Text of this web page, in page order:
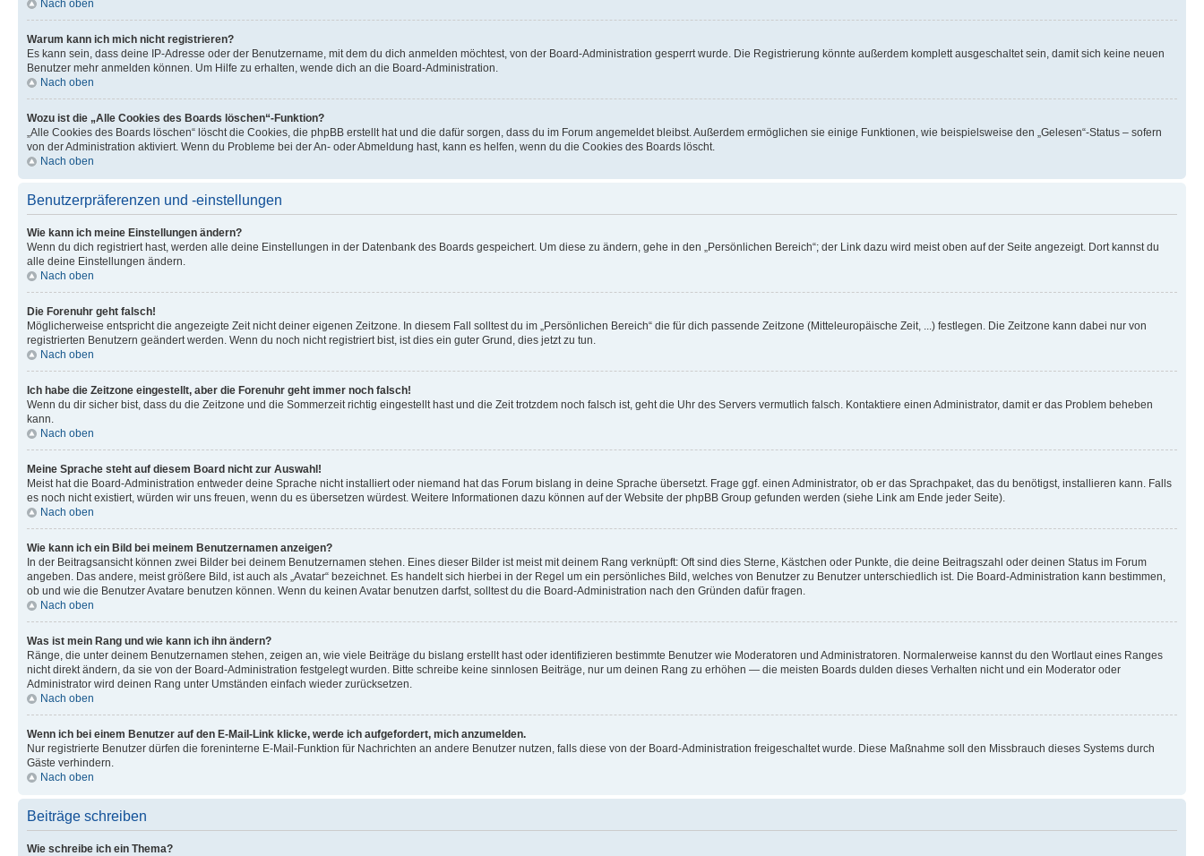
Nach oben
Warum kann ich mich nicht registrieren?
Es kann sein, dass deine IP-Adresse oder der Benutzername, mit dem du dich anmelden möchtest, von der Board-Administration gesperrt wurde. Die Registrierung könnte außerdem komplett ausgeschaltet sein, damit sich keine neuen
Benutzer mehr anmelden können. Um Hilfe zu erhalten, wende dich an die Board-Administration.
Nach oben
Wozu ist die „Alle Cookies des Boards löschen“-Funktion?
„Alle Cookies des Boards löschen“ löscht die Cookies, die phpBB erstellt hat und die dafür sorgen, dass du im Forum angemeldet bleibst. Außerdem ermöglichen sie einige Funktionen, wie beispielsweise den „Gelesen“-Status – sofern
von der Administration aktiviert. Wenn du Probleme bei der An- oder Abmeldung hast, kann es helfen, wenn du die Cookies des Boards löscht.
Nach oben
Benutzerpräferenzen und -einstellungen
Wie kann ich meine Einstellungen ändern?
Wenn du dich registriert hast, werden alle deine Einstellungen in der Datenbank des Boards gespeichert. Um diese zu ändern, gehe in den „Persönlichen Bereich“; der Link dazu wird meist oben auf der Seite angezeigt. Dort kannst du
alle deine Einstellungen ändern.
Nach oben
Die Forenuhr geht falsch!
Möglicherweise entspricht die angezeigte Zeit nicht deiner eigenen Zeitzone. In diesem Fall solltest du im „Persönlichen Bereich“ die für dich passende Zeitzone (Mitteleuropäische Zeit, ...) festlegen. Die Zeitzone kann dabei nur von
registrierten Benutzern geändert werden. Wenn du noch nicht registriert bist, ist dies ein guter Grund, dies jetzt zu tun.
Nach oben
Ich habe die Zeitzone eingestellt, aber die Forenuhr geht immer noch falsch!
Wenn du dir sicher bist, dass du die Zeitzone und die Sommerzeit richtig eingestellt hast und die Zeit trotzdem noch falsch ist, geht die Uhr des Servers vermutlich falsch. Kontaktiere einen Administrator, damit er das Problem beheben
kann.
Nach oben
Meine Sprache steht auf diesem Board nicht zur Auswahl!
Meist hat die Board-Administration entweder deine Sprache nicht installiert oder niemand hat das Forum bislang in deine Sprache übersetzt. Frage ggf. einen Administrator, ob er das Sprachpaket, das du benötigst, installieren kann. Falls
es noch nicht existiert, würden wir uns freuen, wenn du es übersetzen würdest. Weitere Informationen dazu können auf der Website der phpBB Group gefunden werden (siehe Link am Ende jeder Seite).
Nach oben
Wie kann ich ein Bild bei meinem Benutzernamen anzeigen?
In der Beitragsansicht können zwei Bilder bei deinem Benutzernamen stehen. Eines dieser Bilder ist meist mit deinem Rang verknüpft: Oft sind dies Sterne, Kästchen oder Punkte, die deine Beitragszahl oder deinen Status im Forum
angeben. Das andere, meist größere Bild, ist auch als „Avatar“ bezeichnet. Es handelt sich hierbei in der Regel um ein persönliches Bild, welches von Benutzer zu Benutzer unterschiedlich ist. Die Board-Administration kann bestimmen,
ob und wie die Benutzer Avatare benutzen können. Wenn du keinen Avatar benutzen darfst, solltest du die Board-Administration nach den Gründen dafür fragen.
Nach oben
Was ist mein Rang und wie kann ich ihn ändern?
Ränge, die unter deinem Benutzernamen stehen, zeigen an, wie viele Beiträge du bislang erstellt hast oder identifizieren bestimmte Benutzer wie Moderatoren und Administratoren. Normalerweise kannst du den Wortlaut eines Ranges
nicht direkt ändern, da sie von der Board-Administration festgelegt wurden. Bitte schreibe keine sinnlosen Beiträge, nur um deinen Rang zu erhöhen — die meisten Boards dulden dieses Verhalten nicht und ein Moderator oder
Administrator wird deinen Rang unter Umständen einfach wieder zurücksetzen.
Nach oben
Wenn ich bei einem Benutzer auf den E-Mail-Link klicke, werde ich aufgefordert, mich anzumelden.
Nur registrierte Benutzer dürfen die foreninterne E-Mail-Funktion für Nachrichten an andere Benutzer nutzen, falls diese von der Board-Administration freigeschaltet wurde. Diese Maßnahme soll den Missbrauch dieses Systems durch
Gäste verhindern.
Nach oben
Beiträge schreiben
Wie schreibe ich ein Thema?